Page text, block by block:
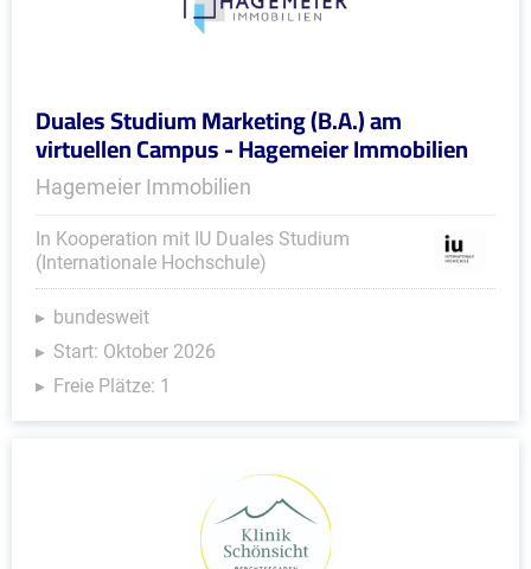
Duales Studium Marketing (B.A.) am
virtuellen Campus - Hagemeier Immobilien
Hagemeier Immobilien
In Kooperation mit IU Duales Studium
(Internationale Hochschule)
bundesweit
Start: Oktober 2026
Freie Plätze: 1